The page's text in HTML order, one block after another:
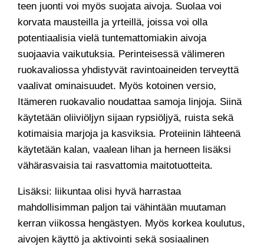
teen juonti voi myös suojata aivoja. Suolaa voi
korvata mausteilla ja yrteillä, joissa voi olla
potentiaalisia vielä tuntemattomiakin aivoja
suojaavia vaikutuksia. Perinteisessä välimeren
ruokavaliossa yhdistyvät ravintoaineiden terveyttä
vaalivat ominaisuudet. Myös kotoinen versio,
Itämeren ruokavalio noudattaa samoja linjoja. Siinä
käytetään oliiviöljyn sijaan rypsiöljyä, ruista sekä
kotimaisia marjoja ja kasviksia. Proteiinin lähteenä
käytetään kalan, vaalean lihan ja herneen lisäksi
vähärasvaisia tai rasvattomia maitotuotteita.
Lisäksi: liikuntaa olisi hyvä harrastaa
mahdollisimman paljon tai vähintään muutaman
kerran viikossa hengästyen. Myös korkea koulutus,
aivojen käyttö ja aktivointi sekä sosiaalinen